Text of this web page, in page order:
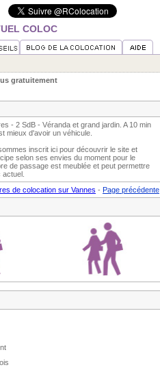
COLOC
gratuitement
- 2 SdB - Véranda et grand jardin. A 10 min
mieux d'avoir un véhicule.
inscrit ici pour découvrir le site et
selon ses envies du moment pour le
de passage est meublée et peut permettre
de colocation sur Vannes - Page précédente